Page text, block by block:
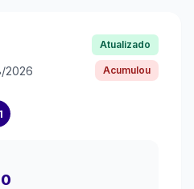
2026
Atualizado
Acumulou